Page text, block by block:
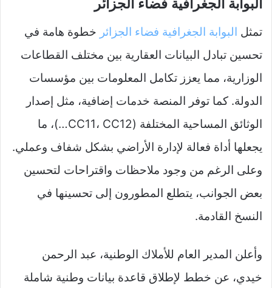
البوابة الجغرافية فضاء الجزائر
تمثل البوابة الجغرافية فضاء الجزائر خطوة هامة في
تحسين تبادل البيانات العقارية بين مختلف القطاعات
الوزارية، مما يعزز تكامل المعلومات بين مؤسسات
الدولة. كما توفر المنصة خدمات إضافية، مثل إصدار
الوثائق المساحية المختلفة (CC11، CC12…)، ما
يجعلها أداة فعالة لإدارة الأراضي بشكل شفاف وعملي.
وعلى الرغم من وجود ملاحظات واقتراحات لتحسين
بعض الجوانب، يتطلع المطورون إلى تحسينها في
النسخ القادمة.
وأعلن المدير العام للأملاك الوطنية، عبد الرحمن
خيدي، عن خطط لإطلاق قاعدة بيانات وطنية شاملة